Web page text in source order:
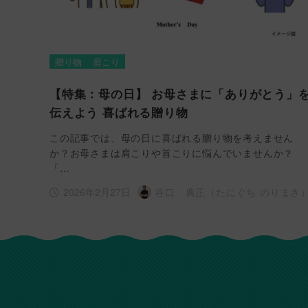
贈り物 肩こり
【特集：母の日】 お母さまに「ありがとう」
伝えよう 喜ばれる贈り物
この記事では、母の日に喜ばれる贈り物を考えません
か？お母さまは肩こりや首こりに悩んでいませんか？
「…